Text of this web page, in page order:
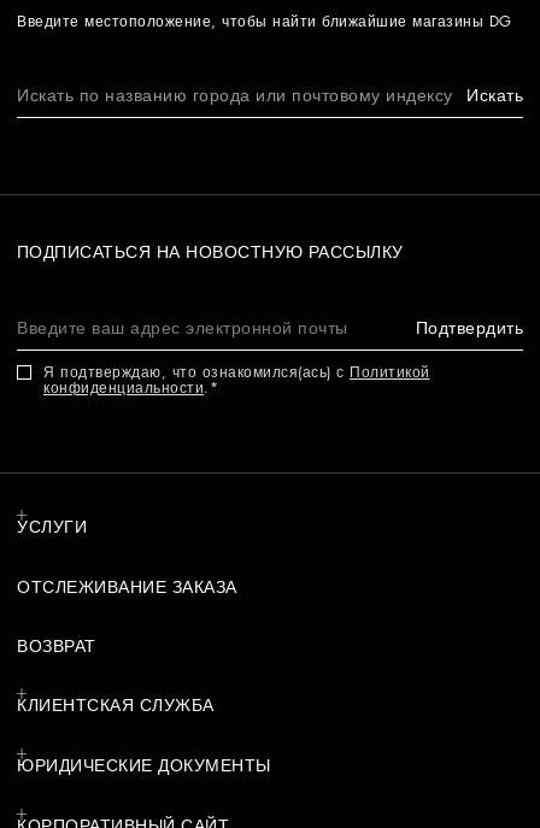
Введите местоположение, чтобы найти ближайшие магазины DG
Искать
ПОДПИСАТЬСЯ НА НОВОСТНУЮ РАССЫЛКУ
Подтвердить
Я подтверждаю, что ознакомился(ась) с Политикой
конфиденциальности.
УСЛУГИ
ОТСЛЕЖИВАНИЕ ЗАКАЗА
ВОЗВРАТ
КЛИЕНТСКАЯ СЛУЖБА
ЮРИДИЧЕСКИЕ ДОКУМЕНТЫ